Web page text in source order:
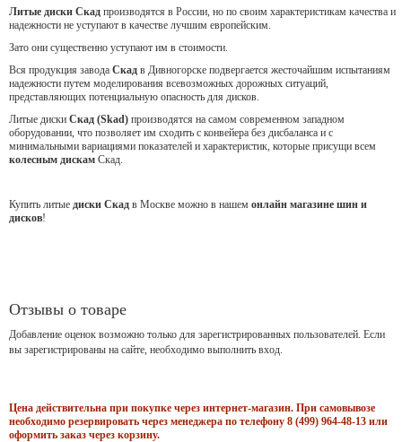
Литые диски Скад производятся в России, но по своим характеристикам качества и
надежности не уступают в качестве лучшим европейским.
Зато они существенно уступают им в стоимости.
Вся продукция завода Скад в Дивногорске подвергается жесточайшим испытаниям
надежности путем моделирования всевозможных дорожных ситуаций,
представляющих потенциальную опасность для дисков.
Литые диски Скад (Skad) производятся на самом современном западном
оборудовании, что позволяет им сходить с конвейера без дисбаланса и с
минимальными вариациями показателей и характеристик, которые присущи всем
колесным дискам Скад.
Купить литые диски Скад в Москве можно в нашем онлайн магазине шин и
дисков!
Отзывы о товаре
Добавление оценок возможно только для зарегистрированных пользователей. Если
вы зарегистрированы на сайте, необходимо выполнить вход.
Цена действительна при покупке через интернет-магазин. При самовывозе
необходимо резервировать через менеджера по телефону 8 (499) 964-48-13 или
оформить заказ через корзину.